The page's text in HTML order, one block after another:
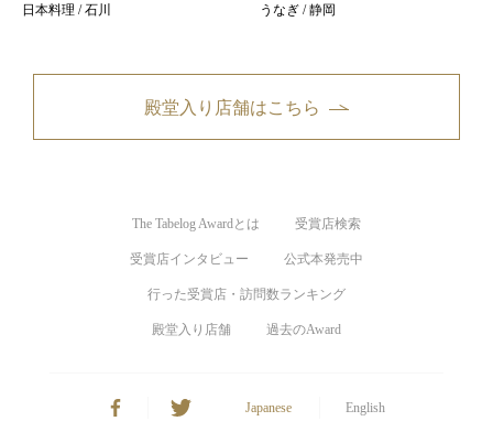
日本料理 / 石川
うなぎ / 静岡
殿堂入り店舗はこちら
The Tabelog Awardとは 受賞店検索
受賞店インタビュー 公式本発売中
行った受賞店・訪問数ランキング
殿堂入り店舗 過去のAward
Japanese English